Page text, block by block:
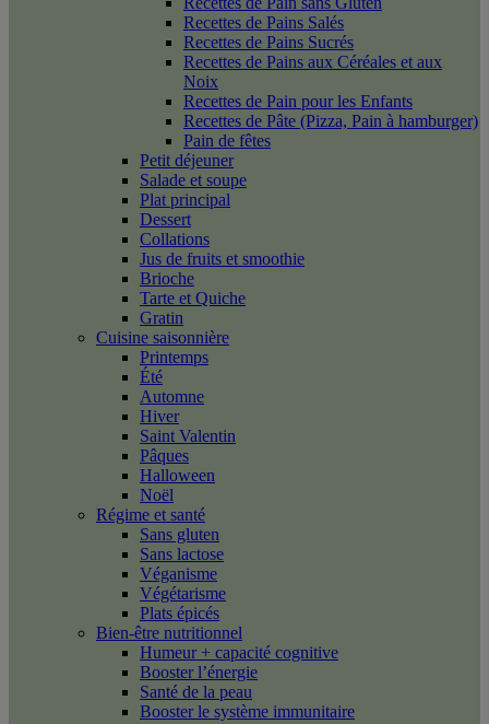
Recettes de Pains Salés
Recettes de Pains Sucrés
Recettes de Pains aux Céréales et aux
Noix
Recettes de Pain pour les Enfants
Recettes de Pâte (Pizza, Pain à hamburger)
Pain de fêtes
Petit déjeuner
Salade et soupe
Plat principal
Dessert
Collations
Jus de fruits et smoothie
Brioche
Tarte et Quiche
Gratin
Cuisine saisonnière
Printemps
Été
Automne
Hiver
Saint Valentin
Pâques
Halloween
Noël
Régime et santé
Sans gluten
Sans lactose
Véganisme
Végétarisme
Plats épicés
Bien-être nutritionnel
Humeur + capacité cognitive
Booster l’énergie
Santé de la peau
Booster le système immunitaire